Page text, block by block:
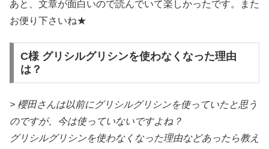
あと、文章が面白いので読んでいて楽しかったです。また
お便り下さいね★
C様 グリシルグリシンを使わなくなった理由
は？
> 櫻田さんは以前にグリシルグリシンを使っていたと思う
のですが、今は使っていないですよね？
グリシルグリシンを使わなくなった理由などあったら教え